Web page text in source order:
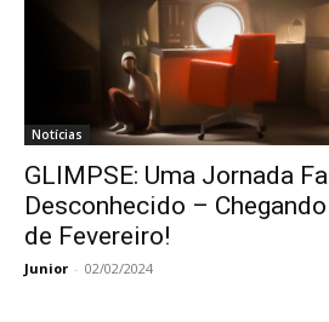
Notícias
GLIMPSE: Uma Jornada
Desconhecido –
de Fevereiro!
Junior - 02/02/2024